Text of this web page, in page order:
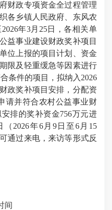
财政专项资金全过程管理
各乡镇人民政府、东风农
2026年3月 25日，各相关单
益事业建设财政奖补项目
位上报的项目计划、资金
限及轻重缓急等因素进行
条件的项目，拟纳入 2026
政奖补项目安排，分配资
请并符合农村公益事业财
排的奖补资金756万元进
2026年6月9日至6月15
通过来电，来访等形式反
间